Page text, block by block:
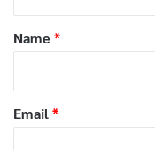
ต้นกำเนิดและ
ดอกเกลือมีประวัติศา
แหล่งผลิตที่ขึ้นชื่อที่สุ
*
Name*
Email*